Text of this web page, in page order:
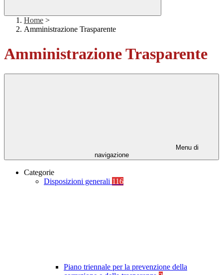
Home >
Amministrazione Trasparente
Amministrazione Trasparente
Menu di
navigazione
Categorie
Disposizioni generali 116
Piano triennale per la prevenzione della